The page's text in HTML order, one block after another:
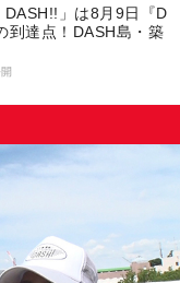
DASH!!」は8月9日『D
到達点！DASH島・築